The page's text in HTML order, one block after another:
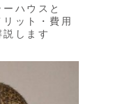
ハウスと
ット・費用
します